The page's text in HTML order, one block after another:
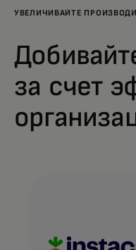
УВЕЛИЧИВАЙТЕ
за счет